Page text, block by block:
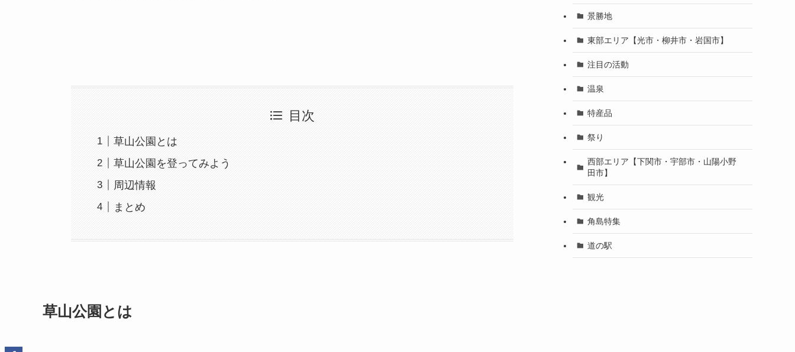
目次
草山公園とは
草山公園を登ってみよう
周辺情報
まとめ
草山公園とは
景勝地
東部エリア【光市・柳井市・岩国市】
注目の活動
温泉
特産品
祭り
西部エリア【下関市・宇部市・山陽小野
田市】
観光
角島特集
道の駅